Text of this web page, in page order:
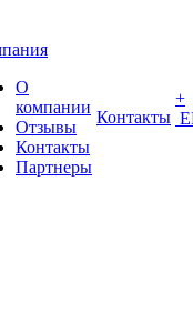
О
компании
Отзывы
Контакты
Партнеры
Контакты
+